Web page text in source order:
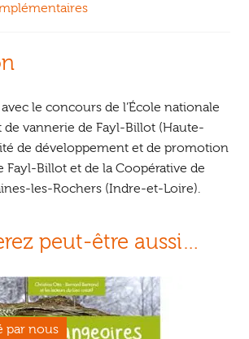
le concours de l’École nationale
de vannerie de Fayl-Billot (Haute-
de développement et de promotion
Fayl-Billot et de la Coopérative de
les-Rochers (Indre-et-Loire).
peut-être aussi…